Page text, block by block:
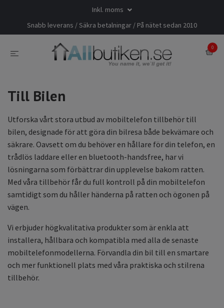
Inkl. moms
Snabb leverans / Säkra betalningar / På nätet sedan 2010
0
Till Bilen
Utforska vårt stora utbud av mobiltelefon tillbehör till
bilen, designade för att göra din bilresa både bekvämare och
säkrare. Oavsett om du behöver en hållare för din telefon, en
trådlös laddare eller en bluetooth-handsfree, har vi
lösningarna som förbättrar din upplevelse bakom ratten.
Med våra tillbehör får du full kontroll på din mobiltelefon
samtidigt som du håller händerna på ratten och ögonen på
vägen.
Vi erbjuder högkvalitativa produkter som är enkla att
installera, hållbara och kompatibla med alla de senaste
mobiltelefonmodellerna. Förvandla din bil till en smartare
och mer funktionell plats med våra praktiska och stilrena
tillbehör.